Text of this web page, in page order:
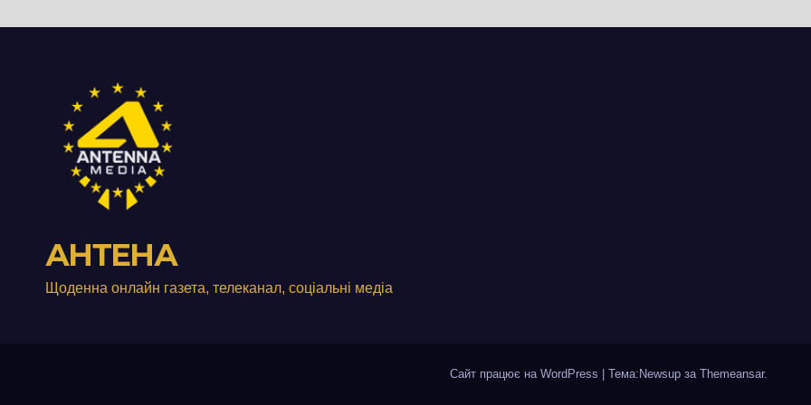
виробництвом
м’яса птиці
АНТЕНА
Щоденна онлайн газета, телеканал, соціальні медіа
Сайт працює на WordPress Тема:Newsup за Themeansar.